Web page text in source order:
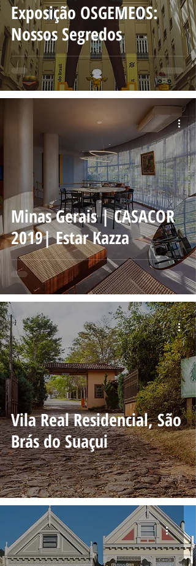
Exposição OSGEMEOS:
Nossos Segredos
Minas Gerais | CASACOR
2019| Estar Kazza
Vila Real Residencial, São
Brás do Suaçui